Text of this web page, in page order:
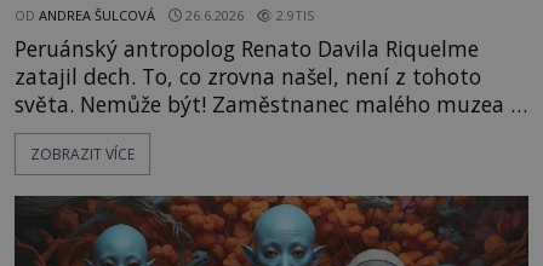
OD ANDREA ŠULCOVÁ 26.6.2026 2.9TIS
Peruánský antropolog Renato Davila Riquelme
zatajil dech. To, co zrovna našel, není z tohoto
světa. Nemůže být! Zaměstnanec malého muzea v
peruánském městečku Andahuaylillas nedaleko
legendárního Cuzca pomalu sestupuje z posvátné
Právě nalezl ostatky dvou mimozemšťanů! Vědci
nad nálezem kroutí hlavou. Už na
ZOBRAZIT VÍCE